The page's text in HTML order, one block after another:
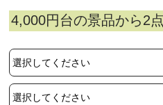
4,000円台の景品から2